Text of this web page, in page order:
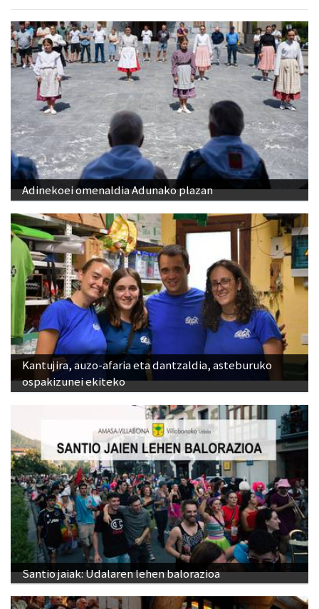
Adinekoei omenaldia Adunako plazan
Kantujira, auzo-afaria eta dantzaldia, asteburuko
ospakizunei ekiteko
Santio jaiak: Udalaren lehen balorazioa